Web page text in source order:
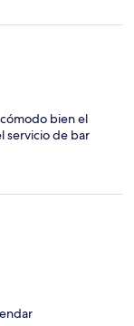
bien el
servicio de bar